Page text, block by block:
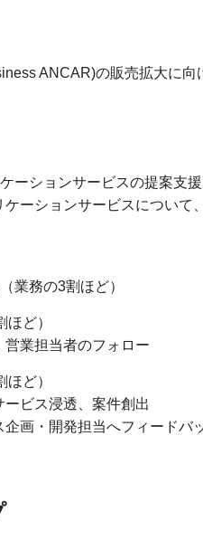
ANCAR)の販売拡大に向
ーションサービスの提案支援
ーションサービスについて
業務の3割ほど）
ど）
営業担当者のフォロー
ど）
ービス浸透、案件創出
企画・開発担当へフィードバ